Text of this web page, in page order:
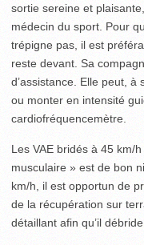
sortie sereine et
médecin du sport. Pour
trépigne pas, il est
reste devant. Sa
d’assistance. Elle peut,
ou monter en intensité
cardiofréquencemètre.
Les VAE bridés à 45 km/
musculaire » est de bon
km/h, il est opportun de
de la récupération sur
détaillant afin qu’il